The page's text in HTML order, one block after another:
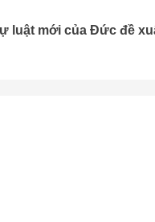
luật mới của Đức đề